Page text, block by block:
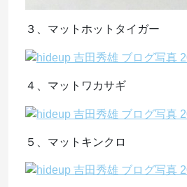
３、マットホットタイガー
４、マットワカサギ
５、マットキンクロ